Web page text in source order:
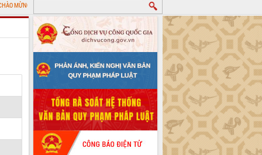
VỚI CỔNG THÔNG TIN ĐIỆN TỬ TỈNH ĐẮK LẮK